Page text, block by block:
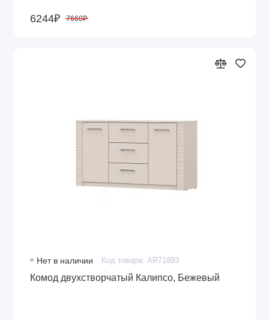
6244₽ 7660₽
Нет в наличии Код товара: AR71893
Комод двухстворчатый Калипсо, Бежевый